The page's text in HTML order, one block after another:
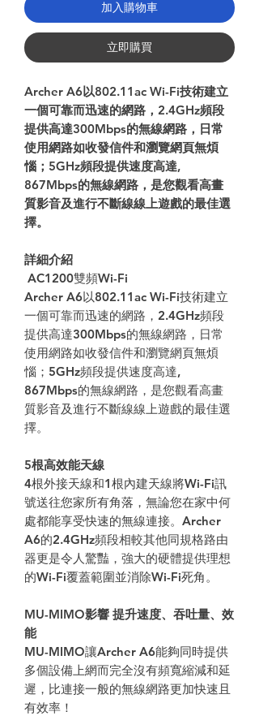
加入購物車
立即購買
Archer A6以802.11ac Wi-Fi技術建立
一個可靠而迅速的網路，2.4GHz頻段
提供高達300Mbps的無線網路，日常
使用網路如收發信件和瀏覽網頁無煩
惱；5GHz頻段提供速度高達,
867Mbps的無線網路，是您觀看高畫
質影音及進行不斷線線上遊戲的最佳選
擇。
詳細介紹
AC1200雙頻Wi-Fi
Archer A6以802.11ac Wi-Fi技術建立
一個可靠而迅速的網路，2.4GHz頻段
提供高達300Mbps的無線網路，日常
使用網路如收發信件和瀏覽網頁無煩
惱；5GHz頻段提供速度高達,
867Mbps的無線網路，是您觀看高畫
質影音及進行不斷線線上遊戲的最佳選
擇。
5根高效能天線
4根外接天線和1根內建天線將Wi-Fi訊
號送往您家所有角落，無論您在家中何
處都能享受快速的無線連接。Archer
A6的2.4GHz頻段相較其他同規格路由
器更是令人驚豔，強大的硬體提供理想
的Wi-Fi覆蓋範圍並消除Wi-Fi死角。
MU-MIMO影響 提升速度、吞吐量、效
能
MU-MIMO讓Archer A6能夠同時提供
多個設備上網而完全沒有頻寬縮減和延
遲，比連接一般的無線網路更加快速且
有效率！